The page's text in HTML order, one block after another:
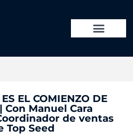
EL COMIENZO DE
Con Manuel Cara
de ventas
Top Seed